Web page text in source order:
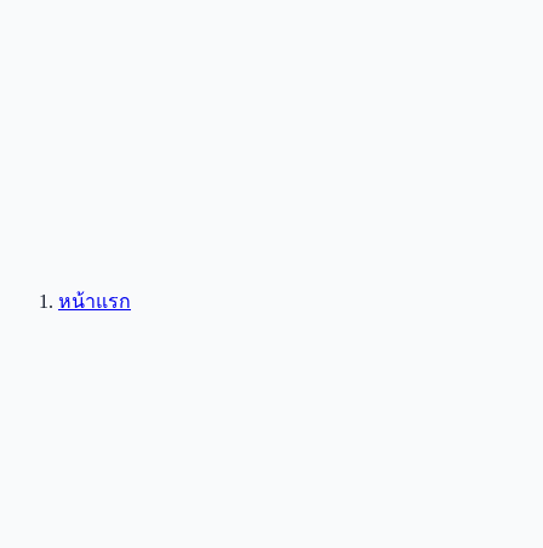
หน้าแรก